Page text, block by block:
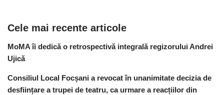
Cele mai recente articole
MoMA îi dedică o retrospectivă integrală regizorului Andrei
Ujică
Consiliul Local Focșani a revocat în unanimitate decizia de
desființare a trupei de teatru, ca urmare a reacțiilor din